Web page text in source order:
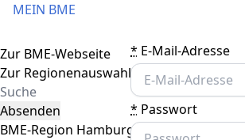
MEIN BME
* E-Mail-Adresse
* Passwort
Toggle navigation
Zur BME-Webseite
Zur Regionenauswahl
Absenden
BME-Region Hamburg/Schleswig-Holstein